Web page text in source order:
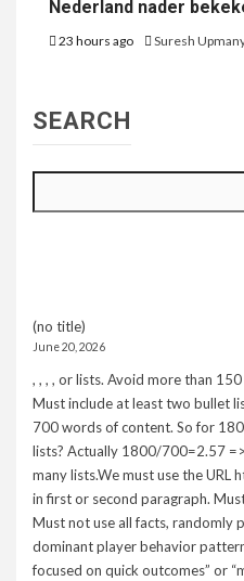
Nederland nader
23 hours ago Suresh
SEARCH
(no title)
June 20, 2026
, , , , or lists. Avoid more than
Must include at least two bullet
700 words of content. So for
lists? Actually 1800/700=2.57
many lists.We must use the
in first or second paragraph.
Must not use all facts, randomly
dominant player behavior
focused on quick outcomes” or